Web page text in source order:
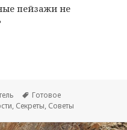
пейзажи не
Метки
Готовое
, Секреты, Советы